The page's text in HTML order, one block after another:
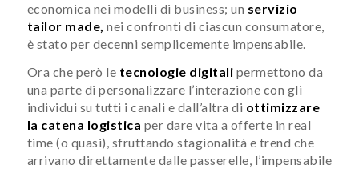
economica nei modelli di business; un servizio
tailor made, nei confronti di ciascun consumatore,
è stato per decenni semplicemente impensabile.
Ora che però le tecnologie digitali permettono da
una parte di personalizzare l’interazione con gli
individui su tutti i canali e dall’altra di ottimizzare
la catena logistica per dare vita a offerte in real
time (o quasi), sfruttando stagionalità e trend che
arrivano direttamente dalle passerelle, l’impensabile